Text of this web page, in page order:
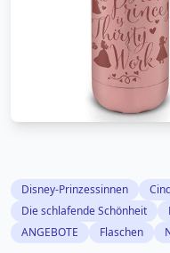
Disney-Prinzessinnen
Die schlafende Schönheit
ANGEBOTE
Flaschen